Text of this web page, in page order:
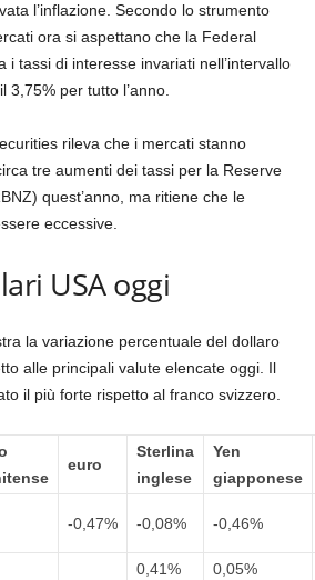
l’inflazione. Secondo lo strumento
ora si aspettano che la Federal
i tassi di interesse invariati nell’intervallo
per tutto l’anno.
rileva che i mercati stanno
tre aumenti dei tassi per la Reserve
quest’anno, ma ritiene che le
eccessive.
USA oggi
la variazione percentuale del dollaro
alle principali valute elencate oggi. Il
il più forte rispetto al franco svizzero.
euro
Sterlina
inglese
Yen
giapponese
-0,47% -0,08% -0,46%
0,41%
0,05%